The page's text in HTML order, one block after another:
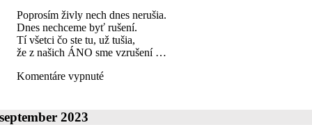
Poprosím živly nech dnes nerušia.
Dnes nechceme byť rušení.
Tí všetci čo ste tu, už tušia,
že z našich ÁNO sme vzrušení …
Komentáre vypnuténa
september 2023